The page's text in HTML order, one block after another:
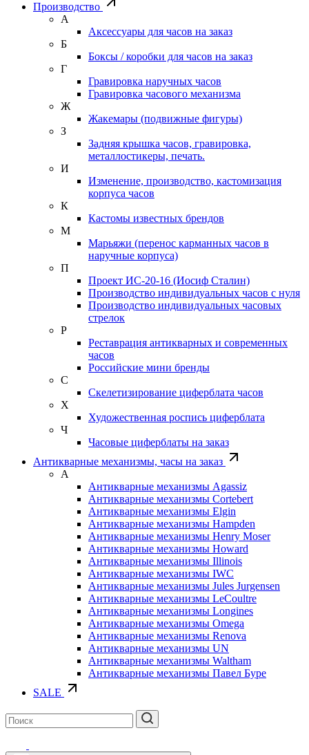
Производство
А
Аксессуары для часов на заказ
Б
Боксы / коробки для часов на заказ
Г
Гравировка наручных часов
Гравировка часового механизма
Ж
Жакемары (подвижные фигуры)
З
Задняя крышка часов, гравировка,
металлостикеры, печать.
И
Изменение, производство, кастомизация
корпуса часов
К
Кастомы известных брендов
М
Марьяжи (перенос карманных часов в
наручные корпуса)
П
Проект ИС-20-16 (Иосиф Сталин)
Производство индивидуальных часов с нуля
Производство индивидуальных часовых
стрелок
Р
Реставрация антикварных и современных
часов
Российские мини бренды
С
Скелетизирование циферблата часов
Х
Художественная роспись циферблата
Ч
Часовые циферблаты на заказ
Антикварные механизмы, часы на заказ
А
Антикварные механизмы Agassiz
Антикварные механизмы Cortebert
Антикварные механизмы Elgin
Антикварные механизмы Hampden
Антикварные механизмы Henry Moser
Антикварные механизмы Howard
Антикварные механизмы Illinois
Антикварные механизмы IWC
Антикварные механизмы Jules Jurgensen
Антикварные механизмы LeCoultre
Антикварные механизмы Longines
Антикварные механизмы Omega
Антикварные механизмы Renova
Антикварные механизмы UN
Антикварные механизмы Waltham
Антикварные механизмы Павел Буре
SALE